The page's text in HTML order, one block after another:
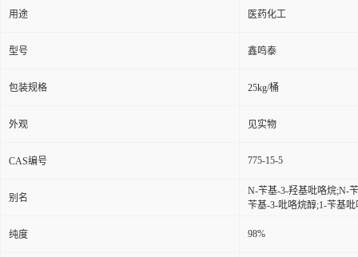
用途 医药化工
型号 鑫鸣泰
包装规格 25kg/桶
外观 见实物
CAS编号 775-15-5
别名
N-苄基-3-羟基吡咯烷;N-
苄基-3-吡咯烷醇;1-苄基
纯度 98%